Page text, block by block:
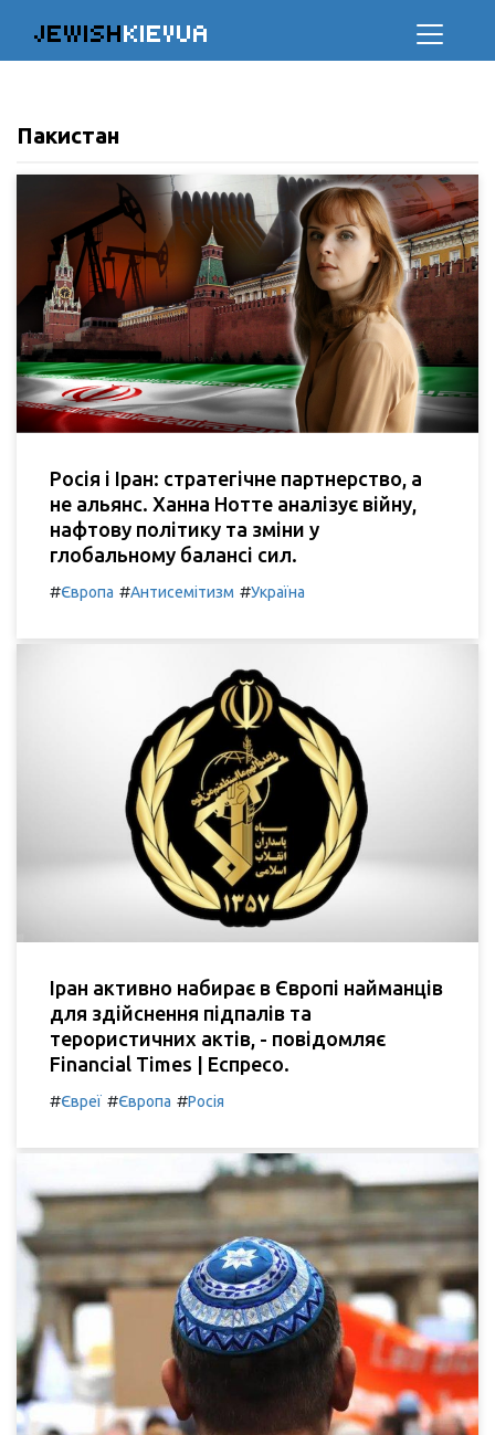
JEWISHKIEVUA
Пакистан
Росія і Іран: стратегічне партнерство, а
не альянс. Ханна Нотте аналізує війну,
нафтову політику та зміни у
глобальному балансі сил.
#Європа #Антисемітизм #Україна
Іран активно набирає в Європі найманців
для здійснення підпалів та
терористичних актів, - повідомляє
Financial Times | Еспресо.
#Євреї #Європа #Росія